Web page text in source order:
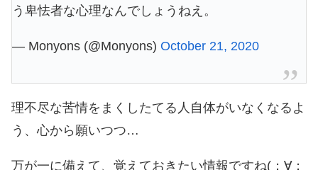
う卑怯者な心理なんでしょうねえ。
— Monyons (@Monyons) October 21, 2020
理不尽な苦情をまくしたてる人自体がいなくなるよ
う、心から願いつつ…
万が一に備えて、覚えておきたい情報ですね(；∀；